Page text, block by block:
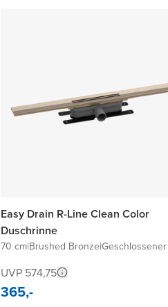
Easy Drain R-Line Clean Color
Duschrinne
70 cm|Brushed Bronze|
UVP 574,75
365,-